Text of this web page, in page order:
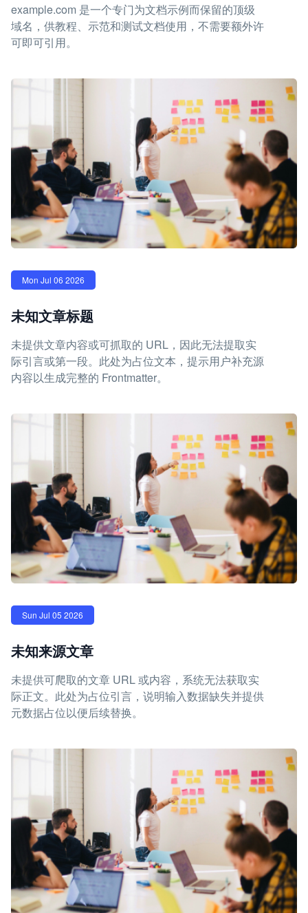
example.com 是一个专门为文档示例而保留的顶级
域名，供教程、示范和测试文档使用，不需要额外许
可即可引用。
Mon Jul 06 2026
未知文章标题
未提供文章内容或可抓取的 URL，因此无法提取实
际引言或第一段。此处为占位文本，提示用户补充源
内容以生成完整的 Frontmatter。
Sun Jul 05 2026
未知来源文章
未提供可爬取的文章 URL 或内容，系统无法获取实
际正文。此处为占位引言，说明输入数据缺失并提供
元数据占位以便后续替换。